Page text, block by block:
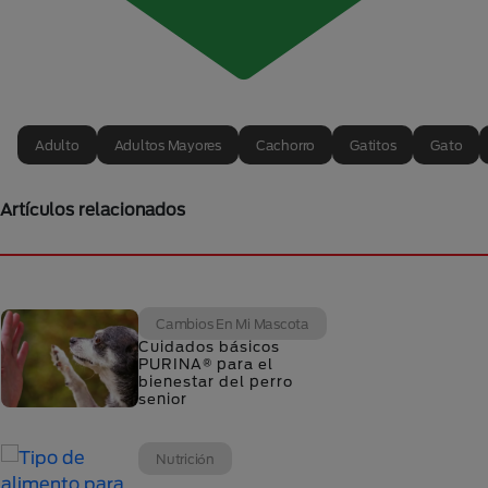
Adulto Adultos Mayores Cachorro Gatitos Gato
Artículos relacionados
Entrenamiento
de adiestramiento canino
Cambios En Mi Mascota
Cuidados básicos
PURINA® para el
bienestar del perro
senior
Nutrición